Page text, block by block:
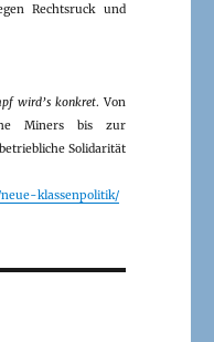
Rechtsruck und
wird’s konkret. Von
Miners bis zur
Solidarität
klassenpolitik/